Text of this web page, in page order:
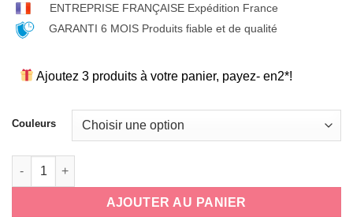
ENTREPRISE FRANÇAISE Expédition France
GARANTI 6 MOIS Produits fiable et de qualité
Ajoutez 3 produits à votre panier, payez- en2*!
Couleurs
quantité de coque souple universelle antichoc en silicone
AJOUTER AU PANIER